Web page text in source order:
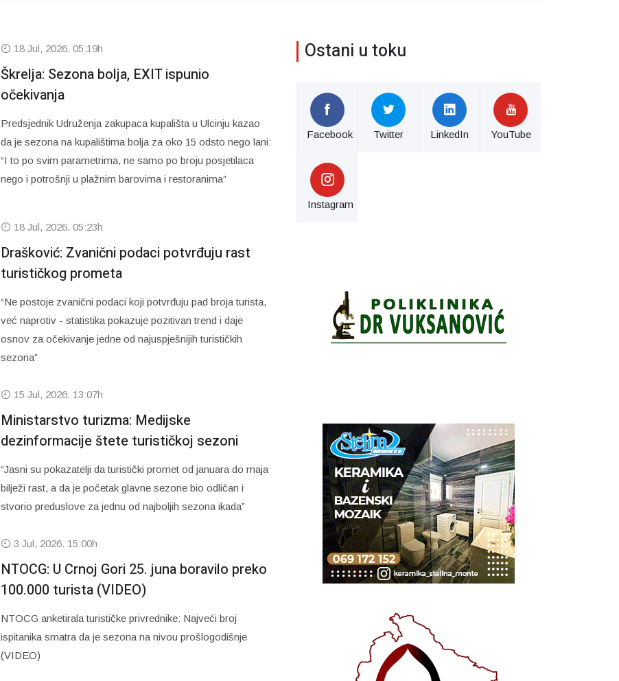
18 Jul, 2026. 05:19h
Škrelja: Sezona bolja, EXIT ispunio
očekivanja
Predsjednik Udruženja zakupaca kupališta u Ulcinju kazao
da je sezona na kupalištima bolja za oko 15 odsto nego lani:
“I to po svim parametrima, ne samo po broju posjetilaca
nego i potrošnji u plažnim barovima i restoranima”
18 Jul, 2026. 05:23h
Drašković: Zvanični podaci potvrđuju rast
turističkog prometa
“Ne postoje zvanični podaci koji potvrđuju pad broja turista,
već naprotiv - statistika pokazuje pozitivan trend i daje
osnov za očekivanje jedne od najuspješnijih turističkih
sezona”
15 Jul, 2026. 13:07h
Ministarstvo turizma: Medijske
dezinformacije štete turističkoj sezoni
“Jasni su pokazatelji da turistički promet od januara do maja
bilježi rast, a da je početak glavne sezone bio odličan i
stvorio preduslove za jednu od najboljih sezona ikada”
3 Jul, 2026. 15:00h
NTOCG: U Crnoj Gori 25. juna boravilo preko
100.000 turista (VIDEO)
NTOCG anketirala turističke privrednike: Najveći broj
ispitanika smatra da je sezona na nivou prošlogodišnje
(VIDEO)
Ostani u toku
Facebook Twitter LinkedIn YouTube
Instagram